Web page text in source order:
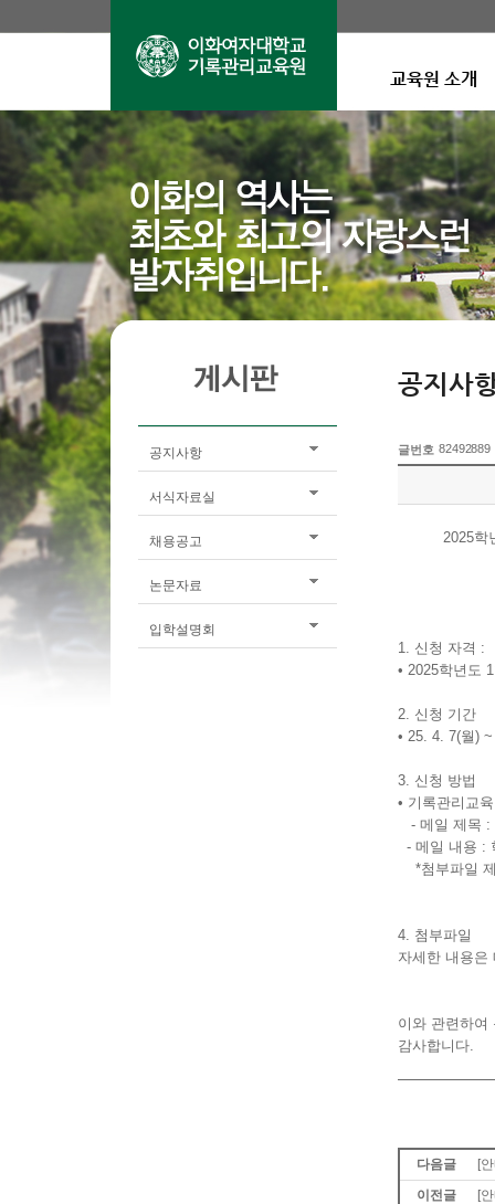
교육원 소개
공지사항
서식자료실
채용공고
논문자료
입학설명회
글번호 82492889
2025학
1. 신청 자격 :
• 2025학년도
2. 신청 기간
• 25. 4. 7(월)
3. 신청 방법
• 기록관리교
- 메일 제목 :
- 메일 내용 :
*첨부파일 제
4. 첨부파일
자세한 내용은
이와 관련하여
감사합니다.
다음글
[
이전글
[
공지사